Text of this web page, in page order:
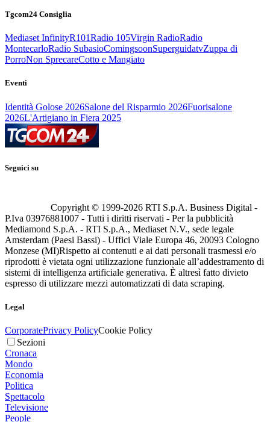
Tgcom24 Consiglia
Mediaset InfinityR101Radio 105Virgin RadioRadio
MontecarloRadio SubasioComingsoonSuperguidatvZuppa di
PorroNon SprecareCotto e Mangiato
Eventi
Identità Golose 2026Salone del Risparmio 2026Fuorisalone
2026L'Artigiano in Fiera 2025
Seguici su
Copyright © 1999-2026 RTI S.p.A. Business Digital -
P.Iva 03976881007 - Tutti i diritti riservati - Per la pubblicità
Mediamond S.p.A. - RTI S.p.A., Mediaset N.V., sede legale
Amsterdam (Paesi Bassi) - Uffici Viale Europa 46, 20093 Cologno
Monzese (MI)Rispetto ai contenuti e ai dati personali trasmessi e/o
riprodotti è vietata ogni utilizzazione funzionale all’addestramento di
sistemi di intelligenza artificiale generativa. È altresì fatto divieto
espresso di utilizzare mezzi automatizzati di data scraping.
Legal
CorporatePrivacy PolicyCookie Policy
Sezioni
Cronaca
Mondo
Economia
Politica
Spettacolo
Televisione
People